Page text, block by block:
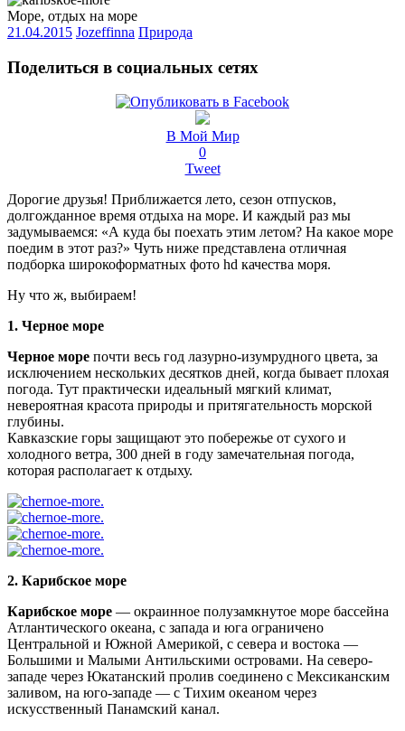
Море, отдых на море
21.04.2015 Jozeffinna Природа
Поделиться в социальных сетях
В Мой Мир
0
Tweet
Дорогие друзья! Приближается лето, сезон отпусков,
долгожданное время отдыха на море. И каждый раз мы
задумываемся: «А куда бы поехать этим летом? На какое море
поедим в этот раз?» Чуть ниже представлена отличная
подборка широкоформатных фото hd качества моря.
Ну что ж, выбираем!
1. Черное море
Черное море почти весь год лазурно-изумрудного цвета, за
исключением нескольких десятков дней, когда бывает плохая
погода. Тут практически идеальный мягкий климат,
невероятная красота природы и притягательность морской
глубины.
Кавказские горы защищают это побережье от сухого и
холодного ветра, 300 дней в году замечательная погода,
которая располагает к отдыху.
2. Карибское море
Карибское море — окраинное полузамкнутое море бассейна
Атлантического океана, с запада и юга ограничено
Центральной и Южной Америкой, с севера и востока —
Большими и Малыми Антильскими островами. На северо-
западе через Юкатанский пролив соединено с Мексиканским
заливом, на юго-западе — с Тихим океаном через
искусственный Панамский канал.